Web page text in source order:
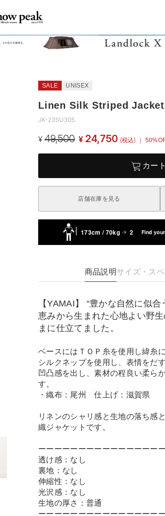
SALE UNISEX
Linen Silk Striped Jacket
JK-23SU305
¥ 49,500 ¥ 24,750 (税込) ｜
カー
店舗在庫を見る
173cm / 70kg 2 Find
商品説明サイズ・スペ
【YAMAI】 “豊かな自然に似
恵みから生まれた心地よい野
まに仕立てました。
ベースにはＴＯＰ糸を使用し緯糸
シルクネップを使用し、表情をだ
凹凸感を出し、素材の程良い柔ら
す。
・織布：尾州 仕上げ：滋賀県
リネンのシャリ感と生地の落ち感
織ジャケットです。
ーーーーーーーーーーーーーーー
透け感：なし
裏地：なし
伸縮性：なし
光沢感：なし
生地の厚さ：普通
ーーーーーーーーーーーーーーー